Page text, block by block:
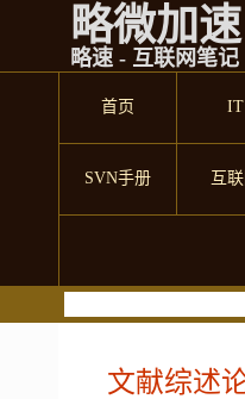
略微加速
略速 - 互联网笔记
首页 IT
SVN手册 互联
文献综述